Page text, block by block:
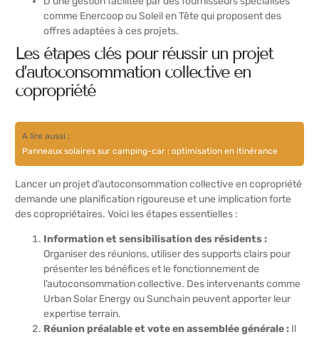
comme Enercoop ou Soleil en Tête qui proposent des
offres adaptées à ces projets.
Les étapes clés pour réussir un projet
d’autoconsommation collective en
copropriété
A lire aussi :
Panneaux solaires sur camping-car : optimisation en itinérance
Lancer un projet d’autoconsommation collective en copropriété
demande une planification rigoureuse et une implication forte
des copropriétaires. Voici les étapes essentielles :
Information et sensibilisation des résidents :
Organiser des réunions, utiliser des supports clairs pour
présenter les bénéfices et le fonctionnement de
l’autoconsommation collective. Des intervenants comme
Urban Solar Energy ou Sunchain peuvent apporter leur
expertise terrain.
Réunion préalable et vote en assemblée générale : Il